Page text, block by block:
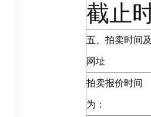
截止
五、拍卖时间及
网址
拍卖报价时间
为：